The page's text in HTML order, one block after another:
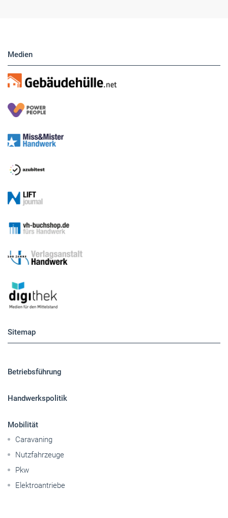
Medien
Sitemap
Betriebsführung
Handwerkspolitik
Mobilität
Caravaning
Nutzfahrzeuge
Pkw
Elektroantriebe